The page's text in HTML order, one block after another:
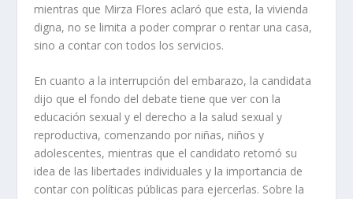
mientras que Mirza Flores aclaró que esta, la vivienda
digna, no se limita a poder comprar o rentar una casa,
sino a contar con todos los servicios.
En cuanto a la interrupción del embarazo, la candidata
dijo que el fondo del debate tiene que ver con la
educación sexual y el derecho a la salud sexual y
reproductiva, comenzando por niñas, niños y
adolescentes, mientras que el candidato retomó su
idea de las libertades individuales y la importancia de
contar con políticas públicas para ejercerlas. Sobre la